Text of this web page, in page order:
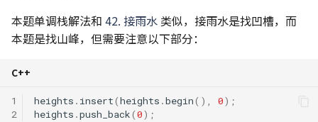
本题单调栈解法和 42. 接雨水 类似，接雨水是找凹槽，而
本题是找山峰，但需要注意以下部分：
C++
1
2
heights . insert(heights .begin(), 0);
heights .push_back(0);